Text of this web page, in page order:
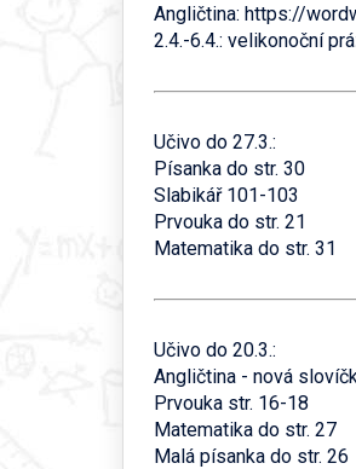
Angličtina: https://
2.4.-6.4.: velikonoční
Učivo do 27.3.:
Písanka do str. 30
Slabikář 101-103
Prvouka do str. 21
Matematika do str. 31
Učivo do 20.3.:
Angličtina - nová
Prvouka str. 16-18
Matematika do str. 27
Malá písanka do str. 26